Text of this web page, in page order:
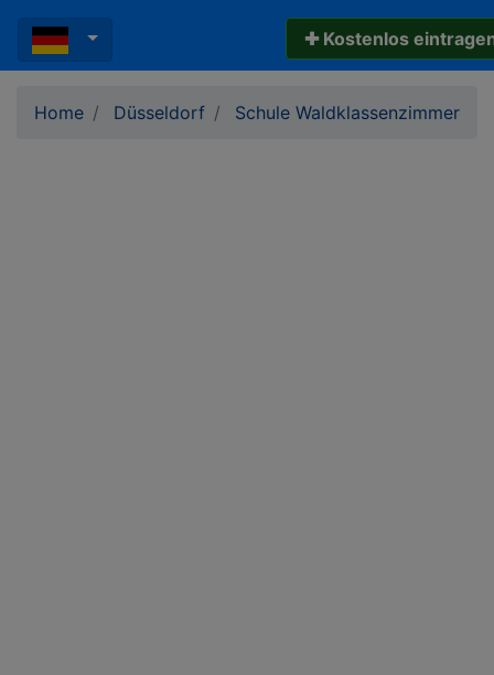
✚ Kostenlos
Home Düsseldorf Schule Waldklassenzimmer